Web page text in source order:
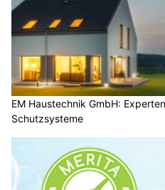
EM Haustechnik GmbH:
Schutzsysteme